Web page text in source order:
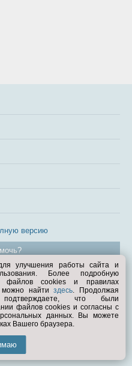
версию
улучшения работы сайта и
Более подробную
файлов cookies и правилах
можно найтиздесь. Продолжая
что были
файлов cookies и согласны с
данных. Вы можете
Вашего браузера.